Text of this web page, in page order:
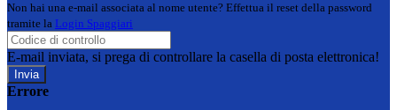
Non hai una e-mail associata al nome utente? Effettua il reset della password
tramite la Login Spaggiari
E-mail inviata, si prega di controllare la casella di posta elettronica!
Errore